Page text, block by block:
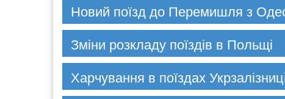
Новий поїзд до Перемишля з
Зміни розкладу поїздів в Польщі
Харчування в поїздах